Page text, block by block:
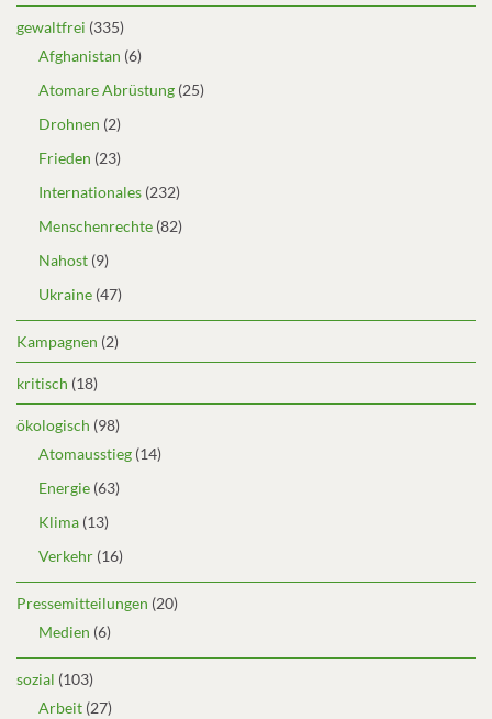
gewaltfrei (335)
Afghanistan (6)
Atomare Abrüstung (25)
Drohnen (2)
Frieden (23)
Internationales (232)
Menschenrechte (82)
Nahost (9)
Ukraine (47)
Kampagnen (2)
kritisch (18)
ökologisch (98)
Atomausstieg (14)
Energie (63)
Klima (13)
Verkehr (16)
Pressemitteilungen (20)
Medien (6)
sozial (103)
Arbeit (27)